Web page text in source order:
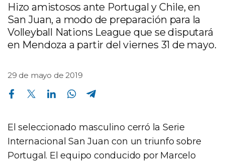
Hizo amistosos ante Portugal y Chile, en
San Juan, a modo de preparación para la
Volleyball Nations League que se disputará
en Mendoza a partir del viernes 31 de mayo.
29 de mayo de 2019
Compartir en Facebook Compartir en Twitter Compartir en Linkedin Compartir en Whatsapp
El seleccionado masculino cerró la Serie
Internacional San Juan con un triunfo sobre
Portugal. El equipo conducido por Marcelo